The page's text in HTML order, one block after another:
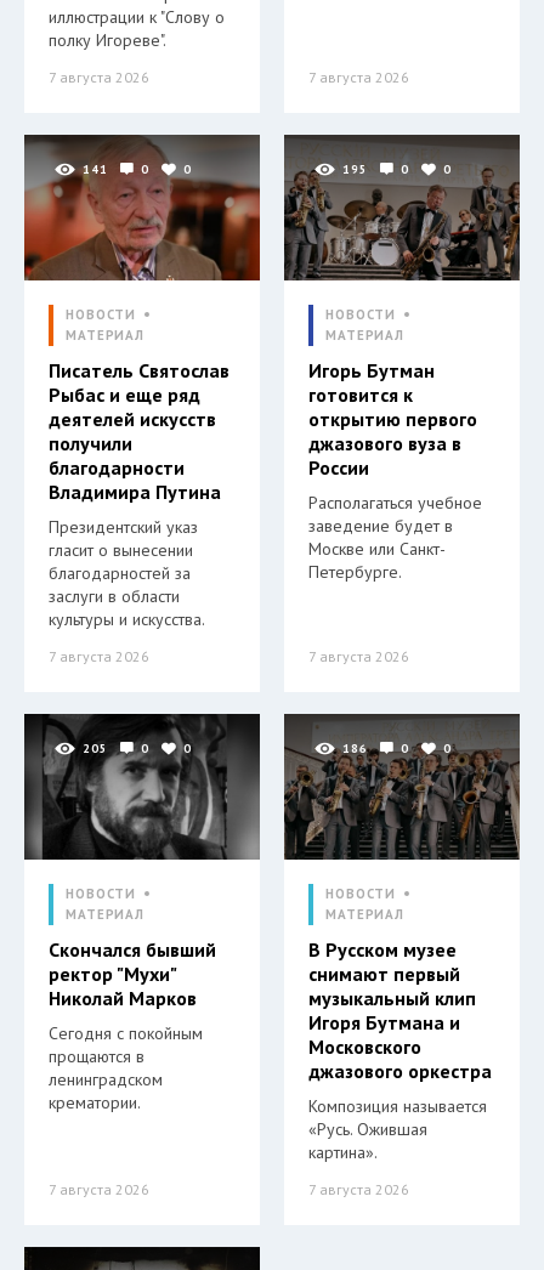
иллюстрации к "Слову о
полку Игореве".
7 августа 2026 7 августа 2026
141 0 0
НОВОСТИ
МАТЕРИАЛ
Писатель Святослав
Рыбас и еще ряд
деятелей искусств
получили
благодарности
Владимира Путина
Президентский указ
гласит о вынесении
благодарностей за
заслуги в области
культуры и искусства.
7 августа 2026
195 0 0
НОВОСТИ
МАТЕРИАЛ
Игорь Бутман
готовится к
открытию первого
джазового вуза в
России
Располагаться учебное
заведение будет в
Москве или Санкт-
Петербурге.
7 августа 2026
205 0 0
НОВОСТИ
МАТЕРИАЛ
Скончался бывший
ректор "Мухи"
Николай Марков
Сегодня с покойным
прощаются в
ленинградском
крематории.
7 августа 2026
186 0 0
НОВОСТИ
МАТЕРИАЛ
В Русском музее
снимают первый
музыкальный клип
Игоря Бутмана и
Московского
джазового оркестра
Композиция называется
«Русь. Ожившая
картина».
7 августа 2026